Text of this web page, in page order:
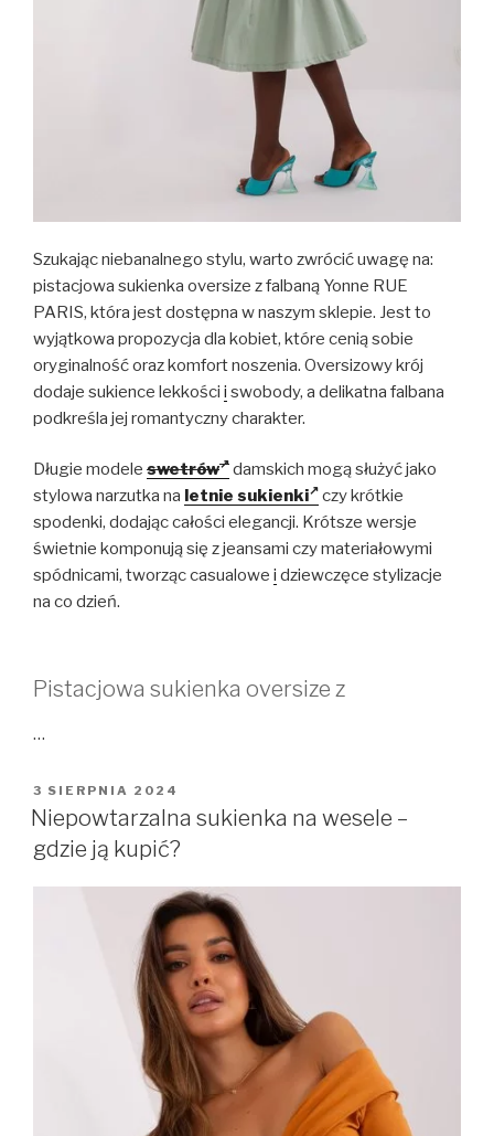
Szukając niebanalnego stylu, warto zwrócić uwagę na:
pistacjowa sukienka oversize z falbaną Yonne RUE
PARIS, która jest dostępna w naszym sklepie. Jest to
wyjątkowa propozycja dla kobiet, które cenią sobie
oryginalność oraz komfort noszenia. Oversizowy krój
dodaje sukience lekkości i swobody, a delikatna falbana
podkreśla jej romantyczny charakter.
Długie modele swetrów
damskich mogą służyć jako
stylowa narzutka na letnie sukienki
czy krótkie
spodenki, dodając całości elegancji. Krótsze wersje
świetnie komponują się z jeansami czy materiałowymi
spódnicami, tworząc casualowe i dziewczęce stylizacje
na co dzień.
Pistacjowa sukienka oversize z
…
OPUBLIKOWANE
W
3 SIERPNIA 2024
Niepowtarzalna sukienka na wesele –
gdzie ją kupić?